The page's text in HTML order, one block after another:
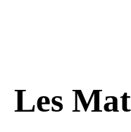
Les